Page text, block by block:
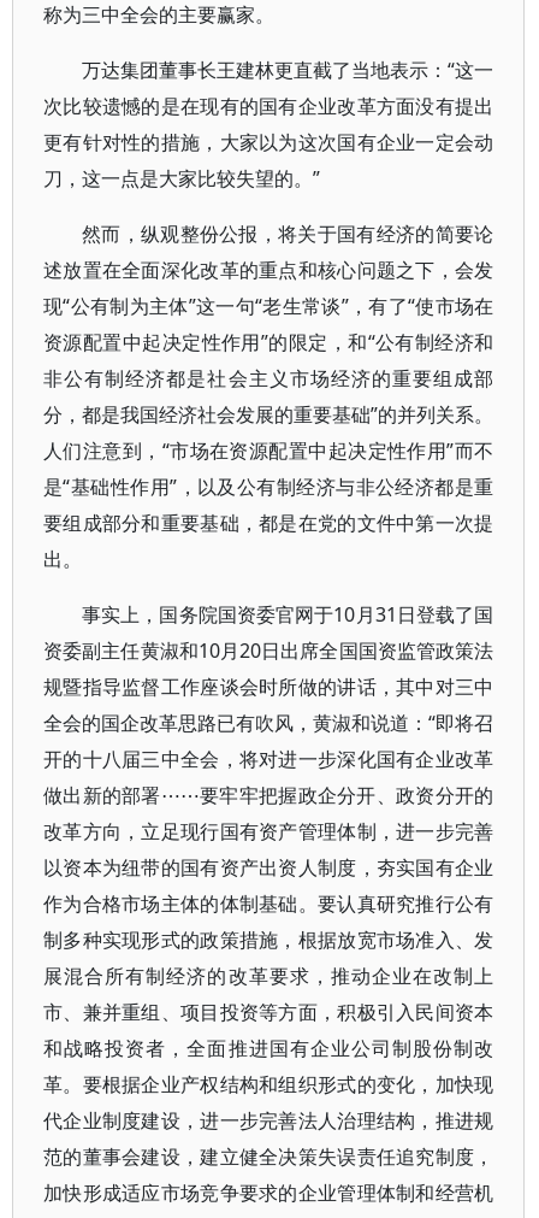
称为三中全会的主要赢家。
万达集团董事长王建林更直截了当地表示：“这一
次比较遗憾的是在现有的国有企业改革方面没有提出
更有针对性的措施，大家以为这次国有企业一定会动
刀，这一点是大家比较失望的。”
然而，纵观整份公报，将关于国有经济的简要论
述放置在全面深化改革的重点和核心问题之下，会发
现“公有制为主体”这一句“老生常谈”，有了“使市场在
资源配置中起决定性作用”的限定，和“公有制经济和
非公有制经济都是社会主义市场经济的重要组成部
分，都是我国经济社会发展的重要基础”的并列关系。
人们注意到，“市场在资源配置中起决定性作用”而不
是“基础性作用”，以及公有制经济与非公经济都是重
要组成部分和重要基础，都是在党的文件中第一次提
出。
事实上，国务院国资委官网于10月31日登载了国
资委副主任黄淑和10月20日出席全国国资监管政策法
规暨指导监督工作座谈会时所做的讲话，其中对三中
全会的国企改革思路已有吹风，黄淑和说道：“即将召
开的十八届三中全会，将对进一步深化国有企业改革
做出新的部署⋯⋯要牢牢把握政企分开、政资分开的
改革方向，立足现行国有资产管理体制，进一步完善
以资本为纽带的国有资产出资人制度，夯实国有企业
作为合格市场主体的体制基础。要认真研究推行公有
制多种实现形式的政策措施，根据放宽市场准入、发
展混合所有制经济的改革要求，推动企业在改制上
市、兼并重组、项目投资等方面，积极引入民间资本
和战略投资者，全面推进国有企业公司制股份制改
革。要根据企业产权结构和组织形式的变化，加快现
代企业制度建设，进一步完善法人治理结构，推进规
范的董事会建设，建立健全决策失误责任追究制度，
加快形成适应市场竞争要求的企业管理体制和经营机